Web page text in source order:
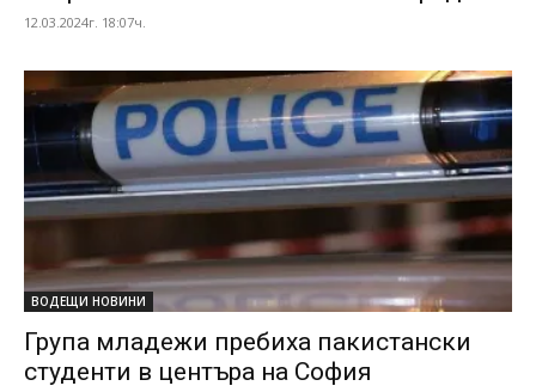
12.03.2024г. 18:07ч.
ВОДЕЩИ НОВИНИ
Група младежи пребиха пакистански
студенти в центъра на София